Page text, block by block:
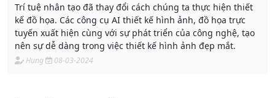
Trí tuệ nhân tạo đã thay đổi cách chúng ta thực hiện thiết
kế đồ họa. Các công cụ AI thiết kế hình ảnh, đồ họa trực
tuyến xuất hiện cùng với sự phát triển của công nghệ, tạo
nên sự dễ dàng trong việc thiết kế hình ảnh đẹp mắt.
Hung 08-03-2024